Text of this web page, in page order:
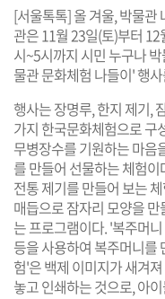
[서울톡톡] 올 겨울, 박물관
관은 11월 23일(토)부터
시~5시까지 시민 누구나
물관 문화체험 나들이' 행
행사는 장명루, 한지 제기,
가지 한국문화체험으로 구
무병장수를 기원하는 마음
를 만들어 선물하는 체험
전통 제기를 만들어 보는
매듭으로 잠자리 모양을
는 프로그램이다. '복주머
등을 사용하여 복주머니를
험'은 백제 이미지가 새겨
놓고 인쇄하는 것으로, 아